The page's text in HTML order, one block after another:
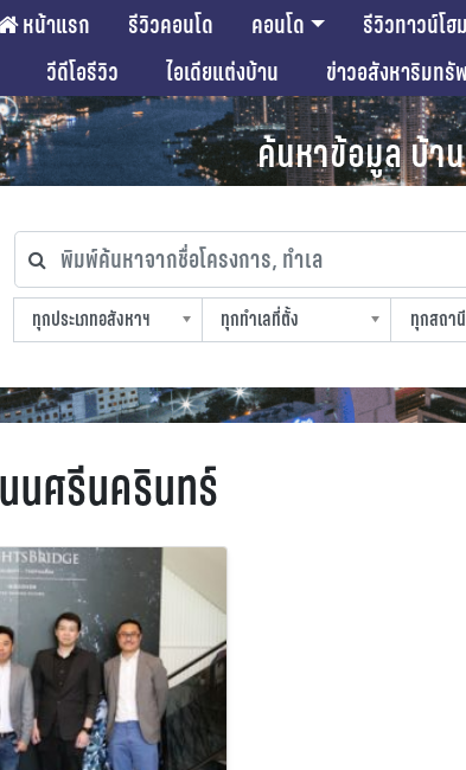
หน้าแรก รีวิวคอนโด คอนโด รีวิวทาวน์โฮม
วีดีโอรีวิว
ไอเดียแต่งบ้าน ข่าวอสังหาริมทรั
ค้นหาข้อมูล บ้า
พิมพ์ค้นหาจากชื่อโครงการ, ทำเล
ทุกประเภทอสังหาฯ
ทุกประเภทอสังหาฯ
ทุกทำเลที่ตั้ง
ทุกทำเลที่ตั้ง
ทุกสถานีรถไฟฟ้า
ทุกสถา
ทุกช่วงราคา
นศรีนครินทร์